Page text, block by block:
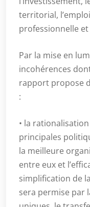
territorial,
professionnelle et
Par la mise en
incohérences
rapport propose
:
• la
principales
la meilleure
entre eux et
simplification de
sera permise par